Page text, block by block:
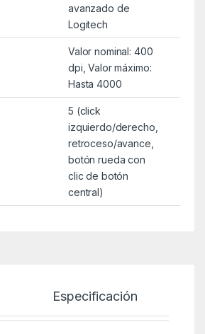
avanzado de
Logitech
Valor nominal: 400
dpi, Valor máximo:
Hasta 4000
5 (click
izquierdo/derecho,
retroceso/avance,
botón rueda con
clic de botón
central)
Especificación